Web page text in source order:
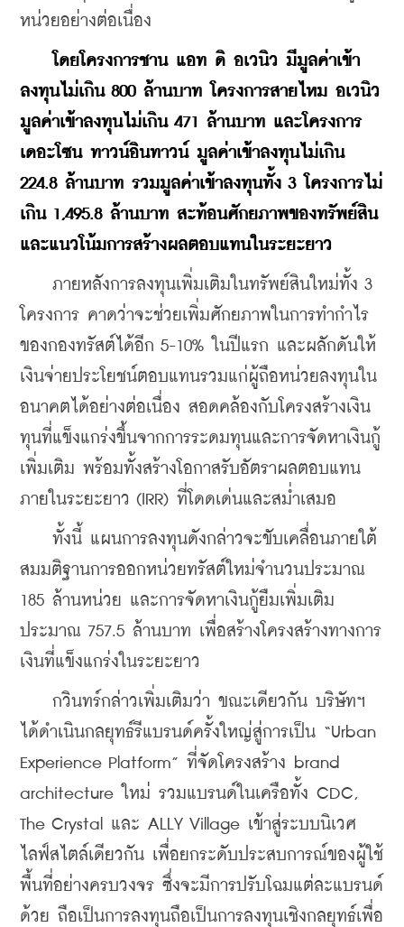
หน่วยอย่างต่อเนื่อง
โดยโครงการชาน แอท ดิ อเวนิว มีมูลค่าเข้า
ลงทุนไม่เกิน 800 ล้านบาท โครงการสายไหม อเวนิว
มูลค่าเข้าลงทุนไม่เกิน 471 ล้านบาท และโครงการ
เดอะโซน ทาวน์อินทาวน์ มูลค่าเข้าลงทุนไม่เกิน
224.8 ล้านบาท รวมมูลค่าเข้าลงทุนทั้ง 3 โครงการไม่
เกิน 1,495.8 ล้านบาท สะท้อนศักยภาพของทรัพย์สิน
และแนวโน้มการสร้างผลตอบแทนในระยะยาว
ภายหลังการลงทุนเพิ่มเติมในทรัพย์สินใหม่ทั้ง 3
โครงการ คาดว่าจะช่วยเพิ่มศักยภาพในการทำกำไร
ของกองทรัสต์ได้อีก 5-10% ในปีแรก และผลักดันให้
เงินจ่ายประโยชน์ตอบแทนรวมแก่ผู้ถือหน่วยลงทุนใน
อนาคตได้อย่างต่อเนื่อง สอดคล้องกับโครงสร้างเงิน
ทุนที่แข็งแกร่งขึ้นจากการระดมทุนและการจัดหาเงินกู้
เพิ่มเติม พร้อมทั้งสร้างโอกาสรับอัตราผลตอบแทน
ภายในระยะยาว (IRR) ที่โดดเด่นและสม่ำเสมอ
ทั้งนี้ แผนการลงทุนดังกล่าวจะขับเคลื่อนภายใต้
สมมติฐานการออกหน่วยทรัสต์ใหม่จำนวนประมาณ
185 ล้านหน่วย และการจัดหาเงินกู้ยืมเพิ่มเติม
ประมาณ 757.5 ล้านบาท เพื่อสร้างโครงสร้างทางการ
เงินที่แข็งแกร่งในระยะยาว
กวินทร์กล่าวเพิ่มเติมว่า ขณะเดียวกัน บริษัทฯ
ได้ดำเนินกลยุทธ์รีแบรนด์ครั้งใหญ่สู่การเป็น “Urban
Experience Platform” ที่จัดโครงสร้าง brand
architecture ใหม่ รวมแบรนด์ในเครือทั้ง CDC,
The Crystal และ ALLY Village เข้าสู่ระบบนิเวศ
ไลฟ์สไตล์เดียวกัน เพื่อยกระดับประสบการณ์ของผู้ใช้
พื้นที่อย่างครบวงจร ซึ่งจะมีการปรับโฉมแต่ละแบรนด์
ด้วย ถือเป็นการลงทุนถือเป็นการลงทุนเชิงกลยุทธ์เพื่อ